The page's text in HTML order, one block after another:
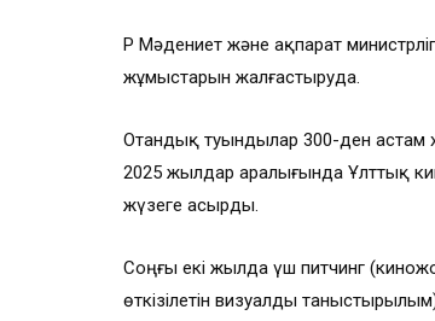
ҚР Мәдениет және ақпарат
жұмыстарын жалғастыруда.
Отандық туындылар 300-ден астам
2025 жылдар аралығында Ұлттық
жүзеге асырды.
Соңғы екі жылда үш питчинг
өткізілетін визуалды